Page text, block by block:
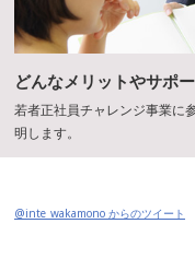
どんなメリットやサポ
若者正社員チャレンジ事業に
明します。
@inte_wakamono からのツイート